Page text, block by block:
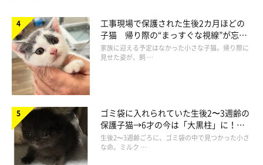
工事現場で保護された生後2カ月ほどの
子猫 帰り際の“まっすぐな視線”が忘れ
られず、家族の一員に
家族に迎える予定はなかった小さな子猫。帰り際に
見せた姿が、飼 …
ゴミ袋に入れられていた生後2〜3週齢の
保護子猫→6才の今は「大黒柱」に！
美しい黒猫に成長した姿にグッとくる
生後2〜3週齢ごろに、ゴミ袋の中で見つかった小さ
な命。ミルク …